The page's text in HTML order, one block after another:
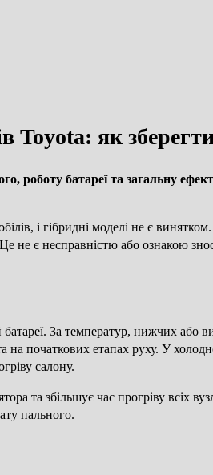
Toyota: як
роботу батареї та загальну
і гібридні моделі не є
є несправністю або ознакою
За температур, нижчих
початкових етапах руху. У
салону.
та збільшує час прогріву всіх
пального.